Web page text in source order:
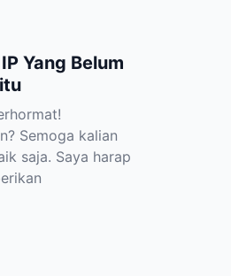
Yang Belum
Semoga kalian
saja. Saya harap